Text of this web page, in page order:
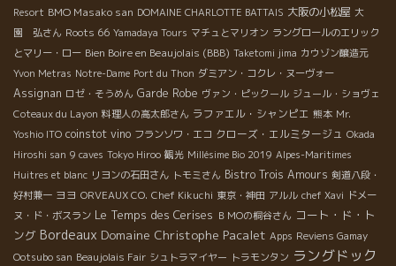
Resort BMO Masako san DOMAINE CHARLOTTE BATTAIS 大阪の小松屋 大
園 弘さん Roots 66 Yamadaya Tours マチュとマリオン ラングロールのエリック
とマリー・ロー Bien Boire en Beaujolais (BBB) Taketomi jima カウゾン醸造元
Yvon Metras Notre-Dame Port du Thon ダミアン・コクレ・ヌーヴォー
Assignan ロゼ・そうめん Garde Robe ヴァン・ピックール ジュール・ショヴェ
Coteaux du Layon 料理人の高太郎さん ラファエル・シャンピエ 熊本 Mr.
Yoshio ITO coinstot vino フランソワ・エコ クローズ・エルミタージュ Okada
Hiroshi san 9 caves Tokyo Hiroo 観光 Millésime Bio 2019 Alpes-Maritimes
Huitres et blanc リヨンの石田さん トモミさん Bistro Trois Amours 剣道八段・
好村兼一 ヨヨ ORVEAUX CO. Chef Kikuchi 東京・神田 アルル chef Xavi ドメー
ヌ・ド・ボスラン Le Temps des Cerises ＢＭОの桐谷さん コート・ド・ト
ング Bordeaux Domaine Christophe Pacalet Apps Reviens Gamay
Ootsubo san Beaujolais Fair シュトラマイヤー トラモンタン ラングドック